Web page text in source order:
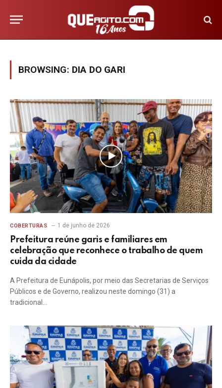
BROWSING: DIA DO GARI
COBERTURAS 1 de junho de 2026
Prefeitura reúne garis e familiares em
celebração que reconhece o trabalho de quem
cuida da cidade
A Prefeitura de Eunápolis, por meio das Secretarias de Serviços
Públicos e de Governo, realizou neste domingo (31) a
tradicional…